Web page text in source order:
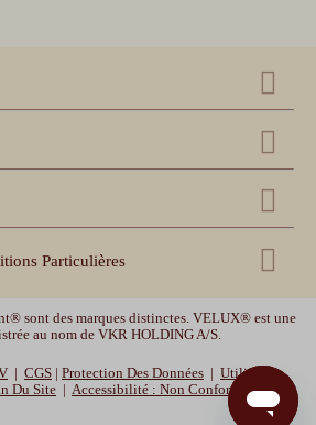
Particulières
sur les volets roulants. Livraison offerte en France
et Luxembourg). Offre valable jusqu'au
roulants, les stores enrouleurs et les stores bateaux
Offre valable jusqu'au 12/08/2026 -10h.
sont des marques distinctes. VELUX® est une
au nom de VKR HOLDING A/S.
| CGS | Protection Des Données | Utilisation
Du Site | Accessibilité : Non Conforme